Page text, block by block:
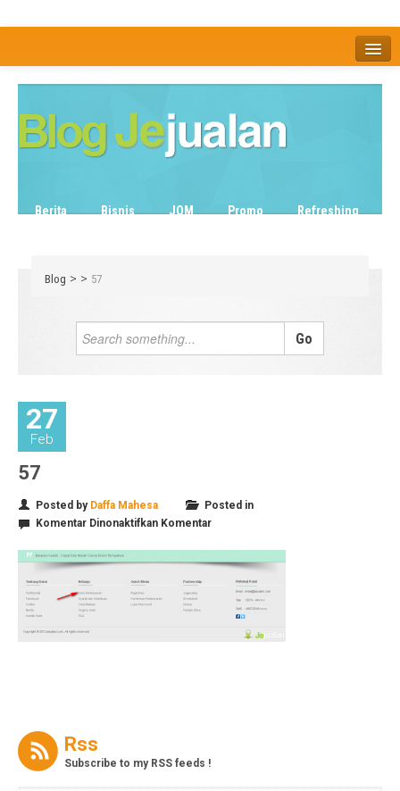
Tentang
Berita Bisnis JOM Promo
Refreshing
Blog > > 57
27
Feb
57
Posted by Daffa Mahesa
Posted in
Komentar Dinonaktifkanpada
Komentar
Rss
Subscribe to my RSS feeds !